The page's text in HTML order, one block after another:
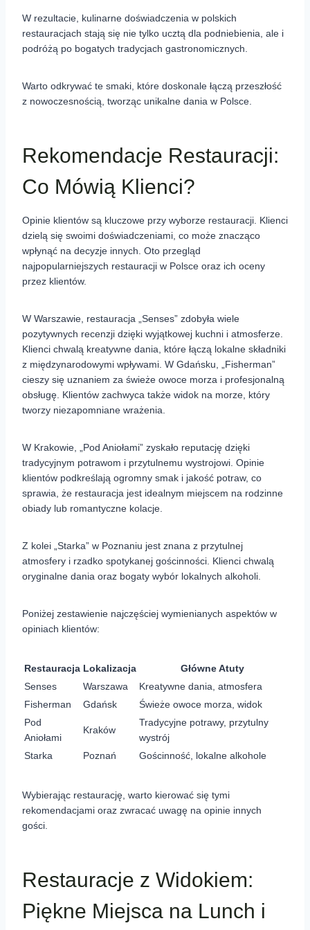
W rezultacie, kulinarne doświadczenia w polskich
restauracjach stają się nie tylko ucztą dla podniebienia, ale i
podróżą po bogatych tradycjach gastronomicznych.
Warto odkrywać te smaki, które doskonale łączą przeszłość
z nowoczesnością, tworząc unikalne dania w Polsce.
Rekomendacje Restauracji:
Co Mówią Klienci?
Opinie klientów są kluczowe przy wyborze restauracji. Klienci
dzielą się swoimi doświadczeniami, co może znacząco
wpłynąć na decyzje innych. Oto przegląd
najpopularniejszych restauracji w Polsce oraz ich oceny
przez klientów.
W Warszawie, restauracja „Senses” zdobyła wiele
pozytywnych recenzji dzięki wyjątkowej kuchni i atmosferze.
Klienci chwalą kreatywne dania, które łączą lokalne składniki
z międzynarodowymi wpływami. W Gdańsku, „Fisherman”
cieszy się uznaniem za świeże owoce morza i profesjonalną
obsługę. Klientów zachwyca także widok na morze, który
tworzy niezapomniane wrażenia.
W Krakowie, „Pod Aniołami” zyskało reputację dzięki
tradycyjnym potrawom i przytulnemu wystrojowi. Opinie
klientów podkreślają ogromny smak i jakość potraw, co
sprawia, że restauracja jest idealnym miejscem na rodzinne
obiady lub romantyczne kolacje.
Z kolei „Starka” w Poznaniu jest znana z przytulnej
atmosfery i rzadko spotykanej gościnności. Klienci chwalą
oryginalne dania oraz bogaty wybór lokalnych alkoholi.
Poniżej zestawienie najczęściej wymienianych aspektów w
opiniach klientów:
Restauracja Lokalizacja
Główne Atuty
Senses
Warszawa
Kreatywne dania, atmosfera
Fisherman
Gdańsk
Świeże owoce morza, widok
Pod
Aniołami
Kraków
Tradycyjne potrawy, przytulny
wystrój
Starka
Poznań Gościnność, lokalne alkohole
Wybierając restaurację, warto kierować się tymi
rekomendacjami oraz zwracać uwagę na opinie innych
gości.
Restauracje z Widokiem:
Piękne Miejsca na Lunch i